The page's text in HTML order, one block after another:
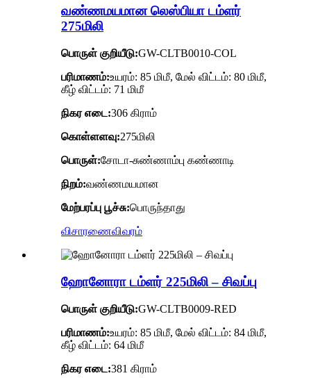
வண்ணமயமான லெஸ்பியா டம்ளர்
275மிலி
பொருள் குறியீடு:GW-CLTB0010-COL
பரிமாணம்:உயரம்: 85 மிமீ, மேல் விட்டம்: 80 மிமீ,
கீழ் விட்டம்: 71 மிமீ
நிகர எடை:306 கிராம்
கொள்ளளவு:275மிலி
பொருள்:சோடா-சுண்ணாம்பு கண்ணாடி
நிறம்:வண்ணமயமான
மேற்பரப்பு பூச்சு:பொருந்தாது
விசாரணைவிவரம்
ஹோனோரா டம்ளர் 225மிலி – சிவப்பு
பொருள் குறியீடு:GW-CLTB0009-RED
பரிமாணம்:உயரம்: 85 மிமீ, மேல் விட்டம்: 84 மிமீ,
கீழ் விட்டம்: 64 மிமீ
நிகர எடை:381 கிராம்